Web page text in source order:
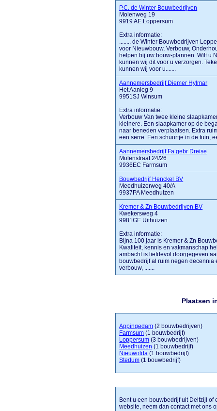
P.C. de Winter Bouwbedrijven
Molenweg 19
9919 AE Loppersum
Extra informatie:
........ de Winter Bouwbedrijven
voor Nieuwbouw, Verbouw,
helpen bij uw bouw-plannen. Wilt u
kunnen wij dit voor u verzorgen.
kunnen wij voor u.......
Aannemersbedrijf Diemer Hylmar
Het Aanleg 9
9951SJ Winsum
Extra informatie:
Verbouw Van twee kleine
kleinere. Een slaapkamer op de
naar beneden verplaatsen. Extra
een serre. Een schuurtje in de tuin,
Aannemersbedrijf Fa gebr Dreise
Molenstraat 24/26
9936EC Farmsum
Bouwbedrijf Henckel BV
Meedhuizerweg 40/A
9937PA Meedhuizen
Kremer & Zn Bouwbedrijven BV
Kwekersweg 4
9981GE Uithuizen
Extra informatie:
Bijna 100 jaar is Kremer & Zn
Kwaliteit, kennis en vakmanschap
ambacht is liefdevol doorgegeven
bouwbedrijf al ruim negen decennia
verbouw, .......
Plaatsen
Appingedam (2 bouwbedrijven)
Farmsum (1 bouwbedrijf)
Loppersum (3 bouwbedrijven)
Meedhuizen (1 bouwbedrijf)
Nieuwolda (1 bouwbedrijf)
Stedum (1 bouwbedrijf)
Bent u een bouwbedrijf uit Delfzijl
website, neem dan contact met ons